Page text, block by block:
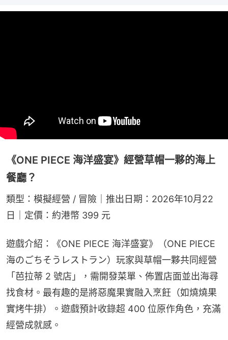
《ONE PIECE 海洋盛宴》經營草帽一夥的海上
餐廳？
類型：模擬經營 / 冒險｜推出日期：2026年10月22
日｜定價：約港幣 399 元
遊戲介紹：《ONE PIECE 海洋盛宴》（ONE PIECE
海のごちそうレストラン）玩家與草帽一夥共同經營
「芭拉蒂 2 號店」，需開發菜單、佈置店面並出海尋
找食材。最有趣的是將惡魔果實融入烹飪（如燒燒果
實烤牛排）。遊戲預計收錄超 400 位原作角色，充滿
經營成就感。